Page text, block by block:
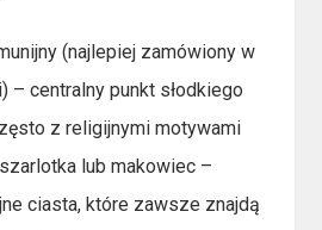
(najlepiej zamówiony w
– centralny punkt słodkiego
z religijnymi motywami
lub makowiec –
ciasta, które zawsze znajdą